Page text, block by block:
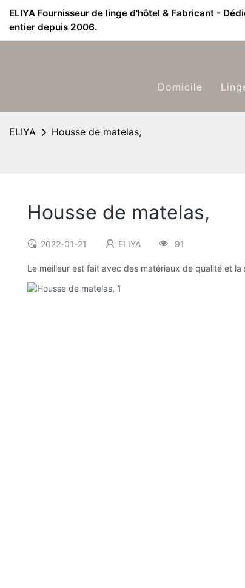
ELIYA Fournisseur de linge d'hôtel & Fabricant -
entier depuis 2006.
Domicile
ELIYA Housse de matelas,
Housse de matelas,
2022-01-21 ELIYA 91
Le meilleur est fait avec des matériaux de qualité et